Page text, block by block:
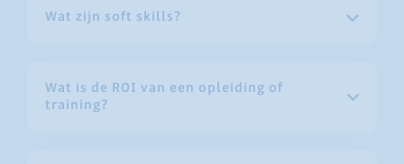
Wat zijn soft skills?
Wat is de ROI van een opleiding of
training?